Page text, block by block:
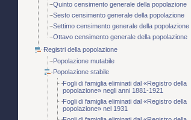
Quinto censimento generale della popolazione
Sesto censimento generale della popolazione
Settimo censimento generale della popolazione
Ottavo censimento generale della popolazione
Registri della popolazione
Popolazione mutabile
Popolazione stabile
Fogli di famiglia eliminati dal «Registro della
popolazione» negli anni 1881-1921
Fogli di famiglia eliminati dal «Registro della
popolazione» nel 1931